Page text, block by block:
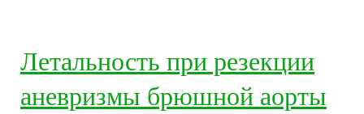
Летальность при резекции
аневризмы брюшной аорты